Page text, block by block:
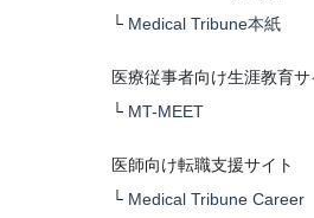
└ Medical Tribune本紙
医療従事者向け生涯教育サ
└ MT-MEET
医師向け転職支援サイト
└ Medical Tribune Career